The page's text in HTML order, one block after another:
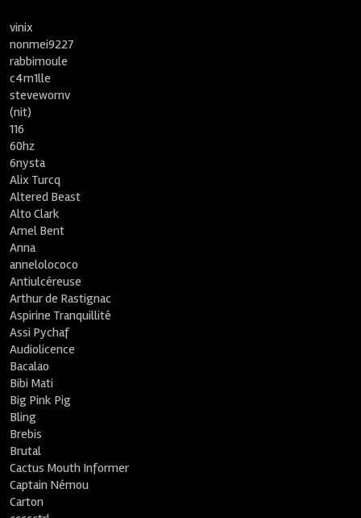
vinix
nonmei9227
rabbimoule
c4m1lle
stevewornv
(nit)
116
60hz
6nysta
Alix Turcq
Altered Beast
Alto Clark
Amel Bent
Anna
annelolococo
Antiulcéreuse
Arthur de Rastignac
Aspirine Tranquillité
Assi Pychaf
Audiolicence
Bacalao
Bibi Mati
Big Pink Pig
Bling
Brebis
Brutal
Cactus Mouth Informer
Captain Némou
Carton